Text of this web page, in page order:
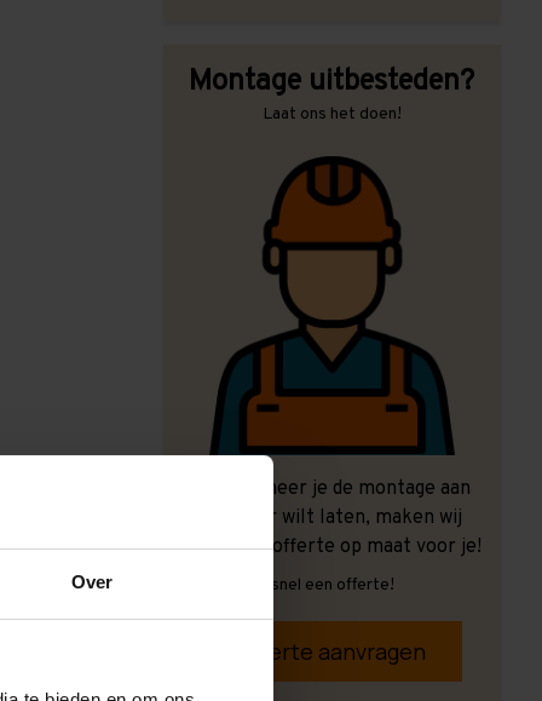
Over
Montage uitbesteden?
Laat ons het doen!
Ook wanneer je de montage aan
ons over wilt laten, maken wij
graag een offerte op maat voor je!
Vrijblijvend, snel een offerte!
Offerte aanvragen